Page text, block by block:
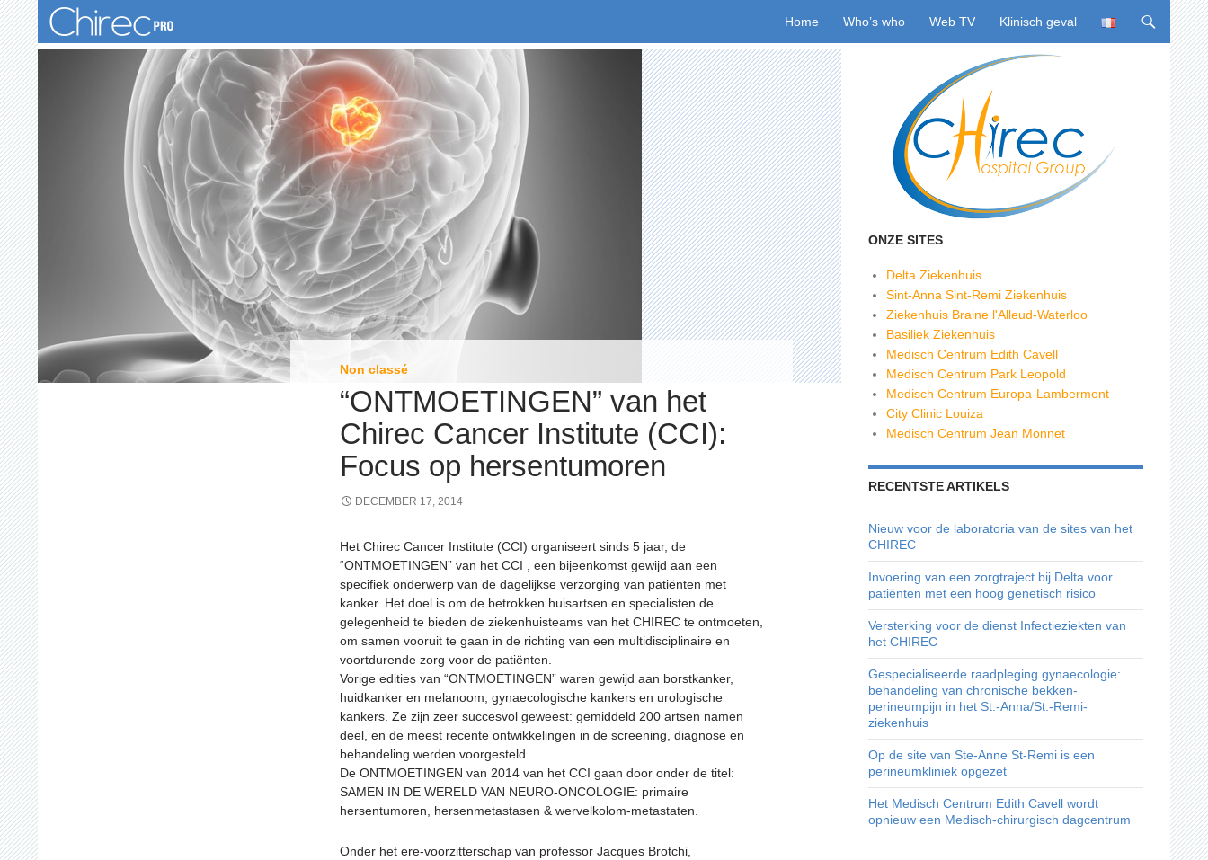
Zoeken
Home
Who’s who Web TV Klinisch geval
Non classé
“ONTMOETINGEN” van het
Chirec Cancer Institute (CCI):
Focus op hersentumoren
DECEMBER 17, 2014
Het Chirec Cancer Institute (CCI) organiseert sinds 5 jaar, de
“ONTMOETINGEN” van het CCI , een bijeenkomst gewijd aan een
specifiek onderwerp van de dagelijkse verzorging van patiënten met
kanker. Het doel is om de betrokken huisartsen en specialisten de
gelegenheid te bieden de ziekenhuisteams van het CHIREC te ontmoeten,
om samen vooruit te gaan in de richting van een multidisciplinaire en
voortdurende zorg voor de patiënten.
Vorige edities van “ONTMOETINGEN” waren gewijd aan borstkanker,
huidkanker en melanoom, gynaecologische kankers en urologische
kankers. Ze zijn zeer succesvol geweest: gemiddeld 200 artsen namen
deel, en de meest recente ontwikkelingen in de screening, diagnose en
behandeling werden voorgesteld.
De ONTMOETINGEN van 2014 van het CCI gaan door onder de titel:
SAMEN IN DE WERELD VAN NEURO-ONCOLOGIE: primaire
hersentumoren, hersenmetastasen & wervelkolom-metastaten.
Onder het ere-voorzitterschap van professor Jacques Brotchi,
ONZE SITES
Delta Ziekenhuis
Sint-Anna Sint-Remi Ziekenhuis
Ziekenhuis Braine l'Alleud-Waterloo
Basiliek Ziekenhuis
Medisch Centrum Edith Cavell
Medisch Centrum Park Leopold
Medisch Centrum Europa-Lambermont
City Clinic Louiza
Medisch Centrum Jean Monnet
RECENTSTE ARTIKELS
Nieuw voor de laboratoria van de sites van het
CHIREC
Invoering van een zorgtraject bij Delta voor
patiënten met een hoog genetisch risico
Versterking voor de dienst Infectieziekten van
het CHIREC
Gespecialiseerde raadpleging gynaecologie:
behandeling van chronische bekken-
perineumpijn in het St.-Anna/St.-Remi-
ziekenhuis
Op de site van Ste-Anne St-Remi is een
perineumkliniek opgezet
Het Medisch Centrum Edith Cavell wordt
opnieuw een Medisch-chirurgisch dagcentrum